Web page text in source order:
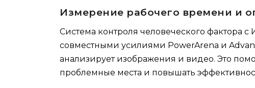
Измерение рабочего времени и
Система контроля человеческого фактора
совместными усилиями PowerArena и
анализирует изображения и видео. Это
проблемные места и повышать